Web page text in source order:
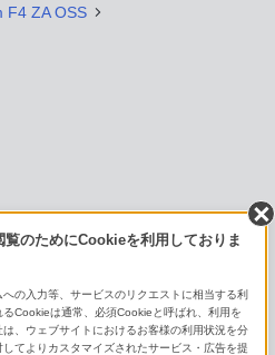
F4 ZA OSS
のためにCookieを利用しておりま
の入力等、サービスのリクエストに相当する利
Cookieは通常、必須Cookieと呼ばれ、利用を
、ウェブサイトにおけるお客様の利用状況を分
てよりカスタマイズされたサービス・広告を提